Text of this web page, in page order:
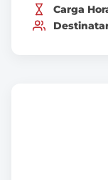
Carga